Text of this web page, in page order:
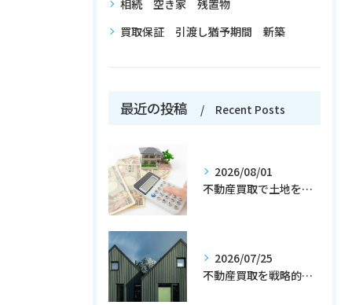
相続 空き家 残置物
買取保証 引渡し猶予期間 新築
最近の投稿 Recent Posts
2026/08/01
不動産買取で土地を早く売る北海道札幌市の現金化と手間削減ガイド
2026/07/25
不動産買取を戦略的に進めて高値売却と資産最大化を実現する実践ポイント